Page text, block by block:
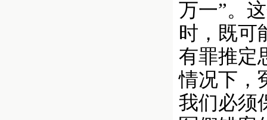
万一”。
时，既可
有罪推定
情况下，
我们必须